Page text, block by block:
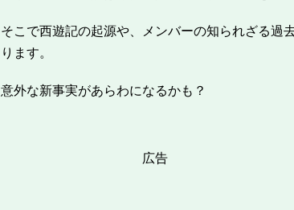
そこで西遊記の起源や、メンバーの知られざる過
ります。
意外な新事実があらわになるかも？